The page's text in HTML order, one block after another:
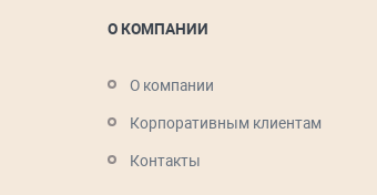
О КОМПАНИИ
О компании
Корпоративным клиентам
Контакты